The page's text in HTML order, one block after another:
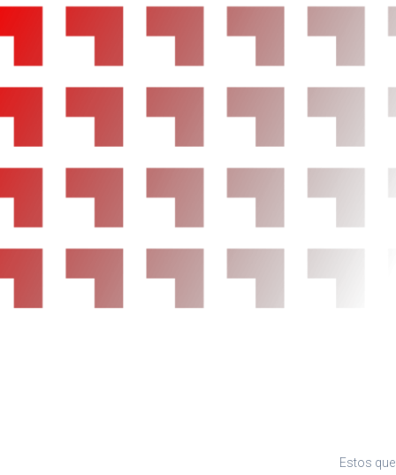
Dos frenos de disco siendo dos ventilados
helicoidal con ruedas independientes,
desconectable
Airbags laterales delanteros
Reposacabezas en asientos delanteros, tres
acompañante con pretensores
Indicador de baja presion de los neumáticos
Estos